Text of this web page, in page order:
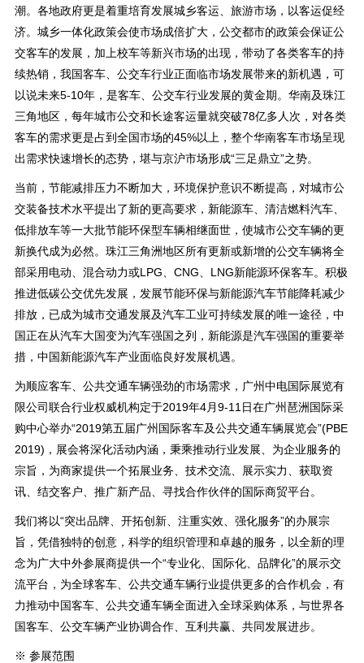
潮。各地政府更是着重培育发展城乡客运、旅游市场，以客运促经
济。城乡一体化政策会使市场成倍扩大，公交都市的政策会保证公
交客车的发展，加上校车等新兴市场的出现，带动了各类客车的持
续热销，我国客车、公交车行业正面临市场发展带来的新机遇，可
以说未来5-10年，是客车、公交车行业发展的黄金期。华南及珠江
三角地区，每年城市公交和长途客运量就突破78亿多人次，对各类
客车的需求更是占到全国市场的45%以上，整个华南客车市场呈现
出需求快速增长的态势，堪与京沪市场形成“三足鼎立”之势。
当前，节能减排压力不断加大，环境保护意识不断提高，对城市公
交装备技术水平提出了新的更高要求，新能源车、清洁燃料汽车、
低排放车等一大批节能环保型车辆相继面世，使城市公交车辆的更
新换代成为必然。珠江三角洲地区所有更新或新增的公交车辆将全
部采用电动、混合动力或LPG、CNG、LNG新能源环保客车。积极
推进低碳公交优先发展，发展节能环保与新能源汽车节能降耗减少
排放，已成为城市交通发展及汽车工业可持续发展的唯一途径，中
国正在从汽车大国变为汽车强国之列，新能源是汽车强国的重要举
措，中国新能源汽车产业面临良好发展机遇。
为顺应客车、公共交通车辆强劲的市场需求，广州中电国际展览有
限公司联合行业权威机构定于2019年4月9-11日在广州琶洲国际采
购中心举办“2019第五届广州国际客车及公共交通车辆展览会”(PBE
2019)，展会将深化活动内涵，秉乘推动行业发展、为企业服务的
宗旨，为商家提供一个拓展业务、技术交流、展示实力、获取资
讯、结交客户、推广新产品、寻找合作伙伴的国际商贸平台。
我们将以“突出品牌、开拓创新、注重实效、强化服务”的办展宗
旨，凭借独特的创意，科学的组织管理和卓越的服务，以全新的理
念为广大中外参展商提供一个“专业化、国际化、品牌化”的展示交
流平台，为全球客车、公共交通车辆行业提供更多的合作机会，有
力推动中国客车、公共交通车辆全面进入全球采购体系，与世界各
国客车、公交车辆产业协调合作、互利共赢、共同发展进步。
※ 参展范围